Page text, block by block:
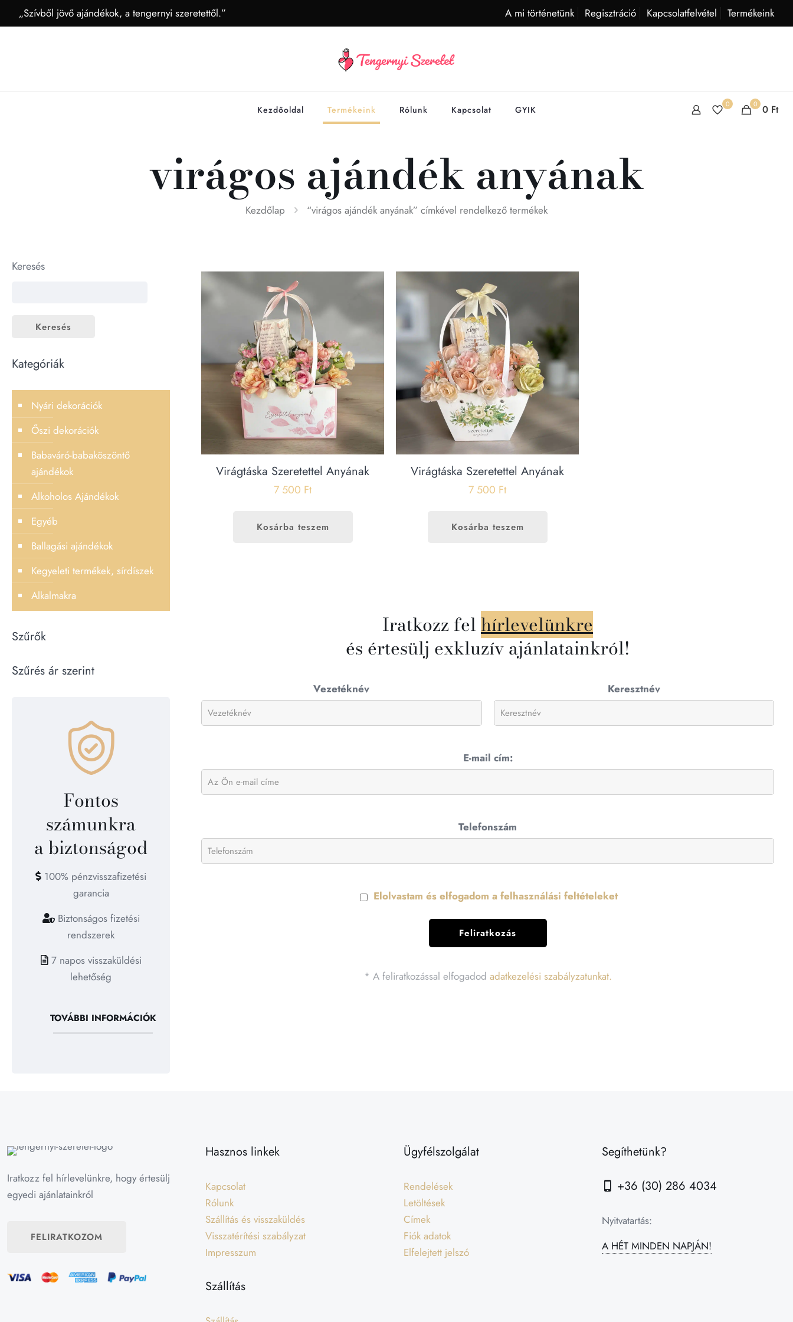
„Szívből jövő ajándékok, a tengernyi szeretettől.” A mi történetünk Regisztráció Kapcsolatfelvétel Termékeink
Kezdőoldal Termékeink Rólunk Kapcsolat GYIK 0 0 0 Ft
virágos ajándék anyának
Kezdőlap “virágos ajándék anyának” címkével rendelkező termékek
Virágtáska Szeretettel Anyának
7 500 Ft
Kosárba teszem
Virágtáska Szeretettel Anyának
7 500 Ft
Kosárba teszem
Iratkozz fel hírlevelünkre
és értesülj exkluzív ajánlatainkról!
Vezetéknév Keresztnév
E-mail cím:
Telefonszám
Elolvastam és elfogadom a felhasználási feltételeket
* A feliratkozással elfogadod adatkezelési szabályzatunkat.
Keresés
Keresés
Kategóriák
Nyári dekorációk
Őszi dekorációk
Babaváró-babaköszöntő
ajándékok
Alkoholos Ajándékok
Egyéb
Ballagási ajándékok
Kegyeleti termékek, sírdíszek
Alkalmakra
Szűrők
Szűrés ár szerint
Fontos
számunkra
a biztonságod
100% pénzvisszafizetési
garancia
Biztonságos fizetési
rendszerek
7 napos visszaküldési
lehetőség
TOVÁBBI INFORMÁCIÓK
Iratkozz fel hírlevelünkre, hogy értesülj
egyedi ajánlatainkról
FELIRATKOZOM
Hasznos linkek
Kapcsolat
Rólunk
Szállítás és visszaküldés
Visszatérítési szabályzat
Impresszum
Szállítás
Ügyfélszolgálat
Rendelések
Letöltések
Címek
Fiók adatok
Elfelejtett jelszó
Segíthetünk?
+36 (30) 286 4034
Nyitvatartás:
A HÉT MINDEN NAPJÁN!